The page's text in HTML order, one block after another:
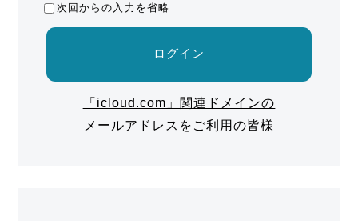
次回からの入力を省略
ログイン
「icloud.com」関連ドメインの
メールアドレスをご利用の皆様